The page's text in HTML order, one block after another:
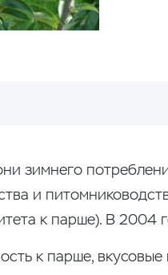
зимнего
и
к парше). В 2004
к парше, вкусовые